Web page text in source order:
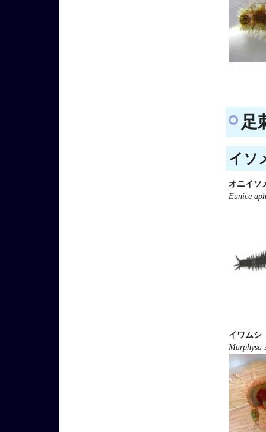
足
イソ
オニイソ
Eunice
イワムシ
Marphysa